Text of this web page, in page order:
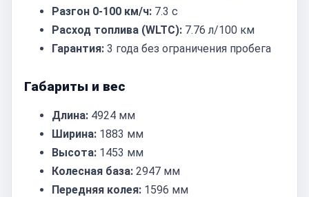
Разгон 0-100 км/ч: 7.3 с
Расход топлива (WLTC): 7.76 л/100 км
Гарантия: 3 года без ограничения пробега
Габариты и вес
Длина: 4924 мм
Ширина: 1883 мм
Высота: 1453 мм
Колесная база: 2947 мм
Передняя колея: 1596 мм